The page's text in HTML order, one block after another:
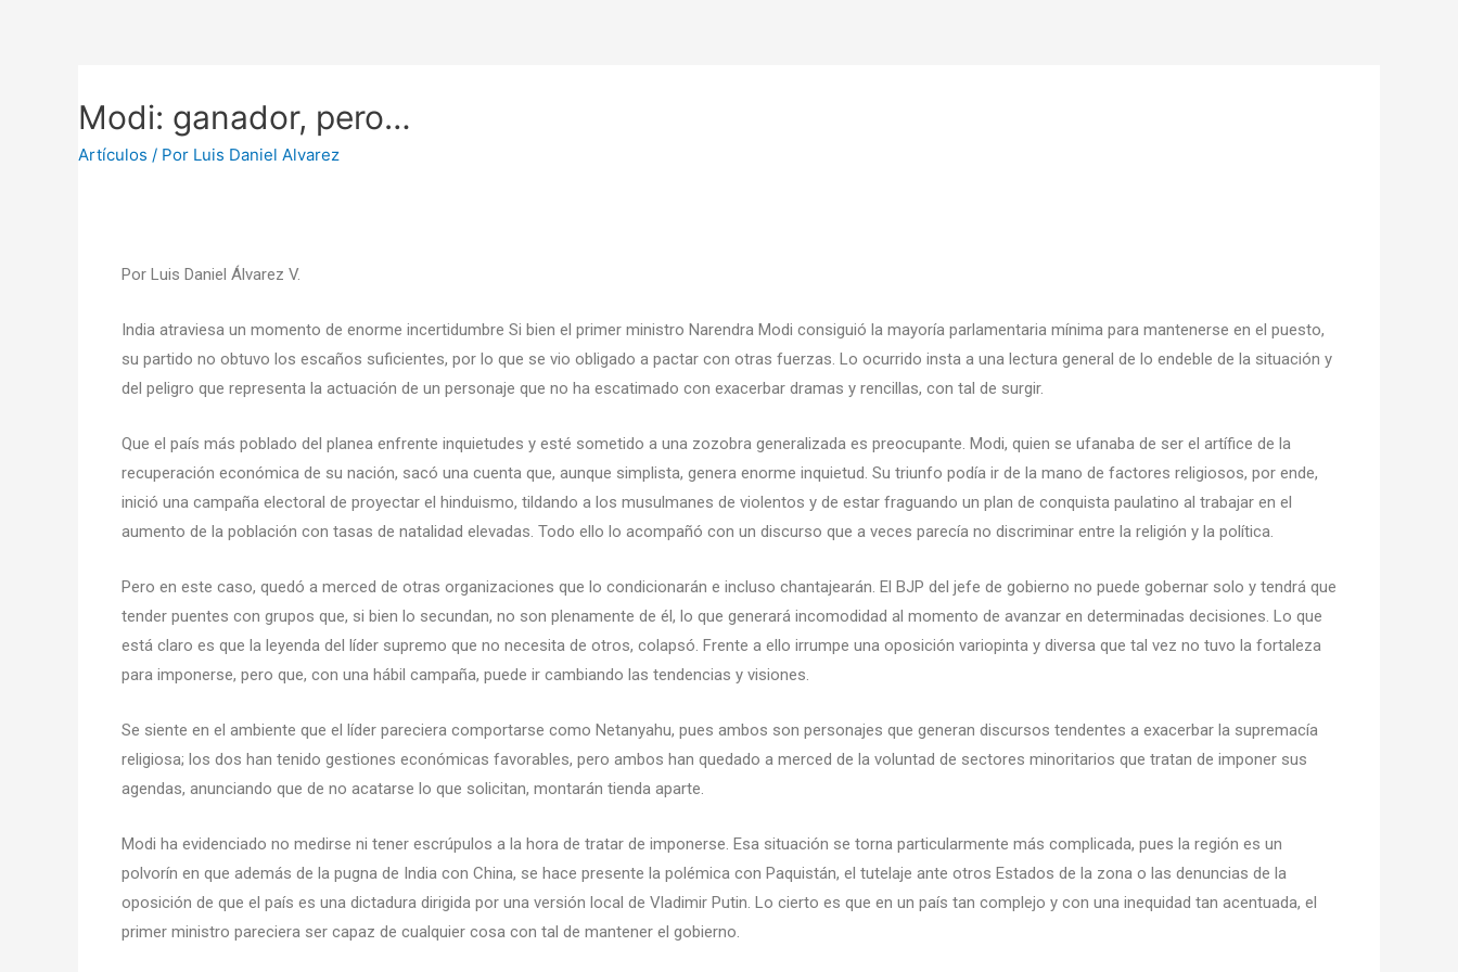
Modi: ganador, pero…
Artículos / Por Luis Daniel Alvarez
Por Luis Daniel Álvarez V.
India atraviesa un momento de enorme incertidumbre Si bien el primer ministro Narendra Modi consiguió la mayoría parlamentaria mínima para mantenerse en el puesto,
su partido no obtuvo los escaños suficientes, por lo que se vio obligado a pactar con otras fuerzas. Lo ocurrido insta a una lectura general de lo endeble de la situación y
del peligro que representa la actuación de un personaje que no ha escatimado con exacerbar dramas y rencillas, con tal de surgir.
Que el país más poblado del planea enfrente inquietudes y esté sometido a una zozobra generalizada es preocupante. Modi, quien se ufanaba de ser el artífice de la
recuperación económica de su nación, sacó una cuenta que, aunque simplista, genera enorme inquietud. Su triunfo podía ir de la mano de factores religiosos, por ende,
inició una campaña electoral de proyectar el hinduismo, tildando a los musulmanes de violentos y de estar fraguando un plan de conquista paulatino al trabajar en el
aumento de la población con tasas de natalidad elevadas. Todo ello lo acompañó con un discurso que a veces parecía no discriminar entre la religión y la política.
Pero en este caso, quedó a merced de otras organizaciones que lo condicionarán e incluso chantajearán. El BJP del jefe de gobierno no puede gobernar solo y tendrá que
tender puentes con grupos que, si bien lo secundan, no son plenamente de él, lo que generará incomodidad al momento de avanzar en determinadas decisiones. Lo que
está claro es que la leyenda del líder supremo que no necesita de otros, colapsó. Frente a ello irrumpe una oposición variopinta y diversa que tal vez no tuvo la fortaleza
para imponerse, pero que, con una hábil campaña, puede ir cambiando las tendencias y visiones.
Se siente en el ambiente que el líder pareciera comportarse como Netanyahu, pues ambos son personajes que generan discursos tendentes a exacerbar la supremacía
religiosa; los dos han tenido gestiones económicas favorables, pero ambos han quedado a merced de la voluntad de sectores minoritarios que tratan de imponer sus
agendas, anunciando que de no acatarse lo que solicitan, montarán tienda aparte.
Modi ha evidenciado no medirse ni tener escrúpulos a la hora de tratar de imponerse. Esa situación se torna particularmente más complicada, pues la región es un
polvorín en que además de la pugna de India con China, se hace presente la polémica con Paquistán, el tutelaje ante otros Estados de la zona o las denuncias de la
oposición de que el país es una dictadura dirigida por una versión local de Vladimir Putin. Lo cierto es que en un país tan complejo y con una inequidad tan acentuada, el
primer ministro pareciera ser capaz de cualquier cosa con tal de mantener el gobierno.